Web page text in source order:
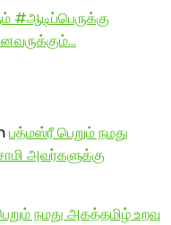
பத்மஸ்ரீ பெறும் நமது
அவர்களுக்கு
நமது அகத்தமிழ் உறவு